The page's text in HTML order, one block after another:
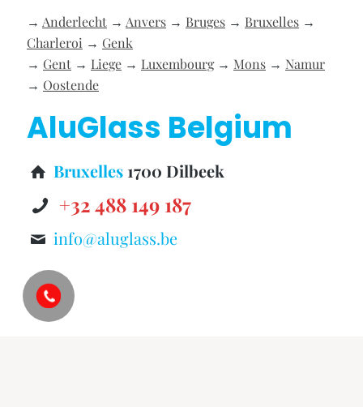
→ Anderlecht → Anvers → Bruges → Bruxelles →
Charleroi → Genk
→ Gent → Liege → Luxembourg→ Mons → Namur
→ Oostende
AluGlass Belgium
Bruxelles 1700 Dilbeek
+32 488 149 187
info@aluglass.be